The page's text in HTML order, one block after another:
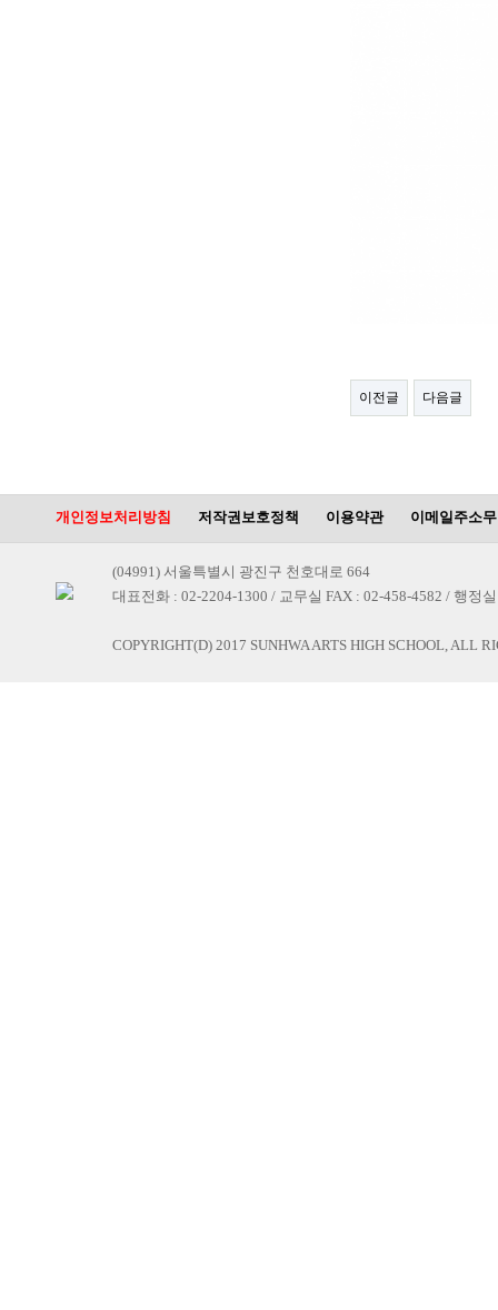
이전글 다음글
개인정보처리방침 저작권보호정책 이용약관 이메일주소
(04991) 서울특별시 광진구 천호대로 664
대표전화 : 02-2204-1300 / 교무실 FAX : 02-458-4582 / 행정
COPYRIGHT(D) 2017 SUNHWA ARTS HIGH SCHOOL, ALL